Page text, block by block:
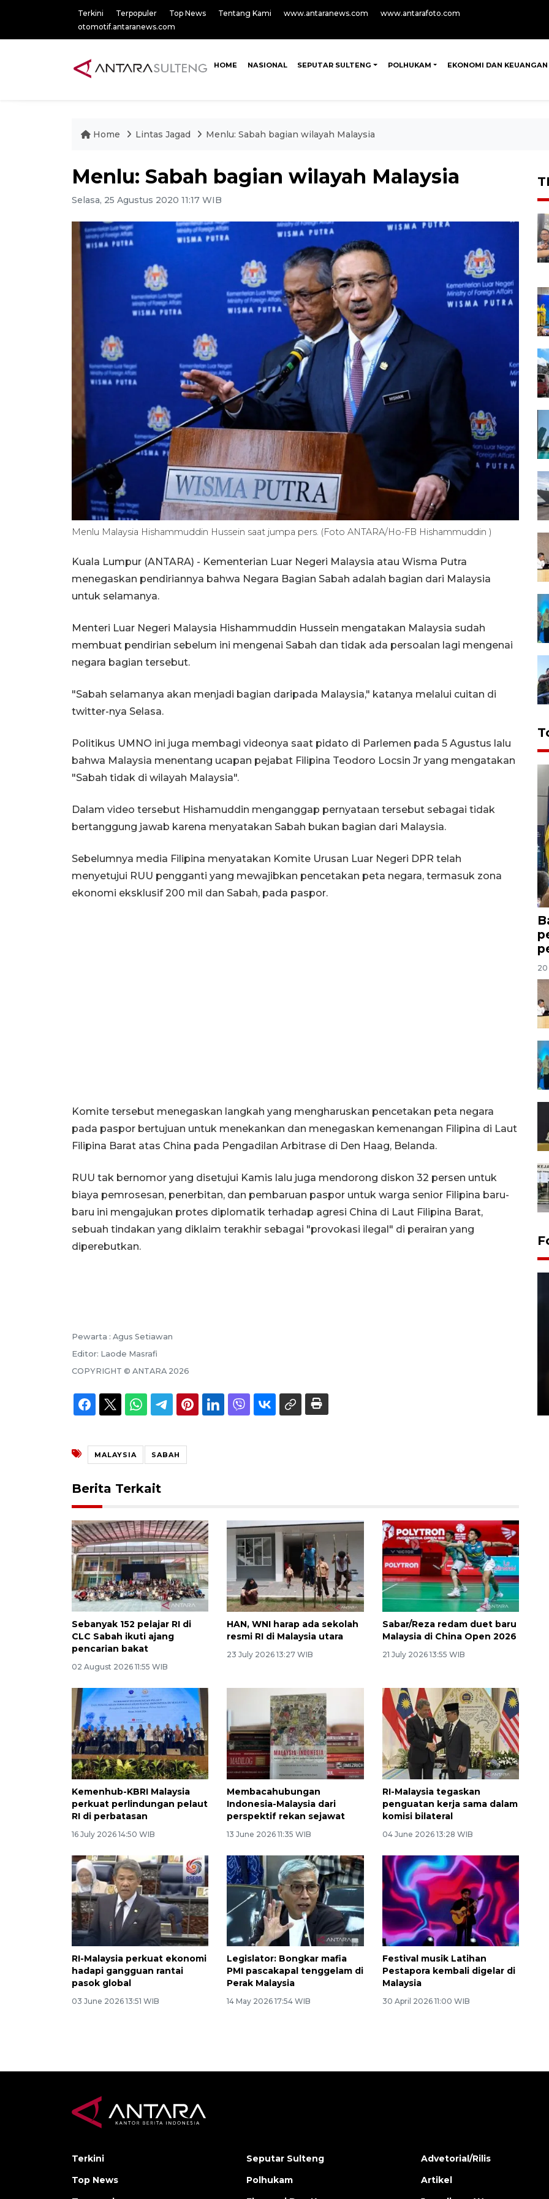
Terkini Terpopuler Top News Tentang Kami www.antaranews.com
www.antarafoto.com
otomotif.antaranews.com
HOME NASIONAL SEPUTAR SULTENG POLHUKAM EKONOMI DAN KEUANGAN
Home Lintas Jagad Menlu: Sabah bagian wilayah Malaysia
Menlu: Sabah bagian wilayah Malaysia
Selasa, 25 Agustus 2020 11:17 WIB
Menlu Malaysia Hishammuddin Hussein saat jumpa pers. (Foto ANTARA/Ho-FB Hishammuddin )
Kuala Lumpur (ANTARA) - Kementerian Luar Negeri Malaysia atau Wisma Putra
menegaskan pendiriannya bahwa Negara Bagian Sabah adalah bagian dari Malaysia
untuk selamanya.
Menteri Luar Negeri Malaysia Hishammuddin Hussein mengatakan Malaysia sudah
membuat pendirian sebelum ini mengenai Sabah dan tidak ada persoalan lagi mengenai
negara bagian tersebut.
"Sabah selamanya akan menjadi bagian daripada Malaysia," katanya melalui cuitan di
twitter-nya Selasa.
Politikus UMNO ini juga membagi videonya saat pidato di Parlemen pada 5 Agustus lalu
bahwa Malaysia menentang ucapan pejabat Filipina Teodoro Locsin Jr yang mengatakan
"Sabah tidak di wilayah Malaysia".
Dalam video tersebut Hishamuddin menganggap pernyataan tersebut sebagai tidak
bertanggung jawab karena menyatakan Sabah bukan bagian dari Malaysia.
Sebelumnya media Filipina menyatakan Komite Urusan Luar Negeri DPR telah
menyetujui RUU pengganti yang mewajibkan pencetakan peta negara, termasuk zona
ekonomi eksklusif 200 mil dan Sabah, pada paspor.
Komite tersebut menegaskan langkah yang mengharuskan pencetakan peta negara
pada paspor bertujuan untuk menekankan dan menegaskan kemenangan Filipina di Laut
Filipina Barat atas China pada Pengadilan Arbitrase di Den Haag, Belanda.
RUU tak bernomor yang disetujui Kamis lalu juga mendorong diskon 32 persen untuk
biaya pemrosesan, penerbitan, dan pembaruan paspor untuk warga senior Filipina baru-
baru ini mengajukan protes diplomatik terhadap agresi China di Laut Filipina Barat,
sebuah tindakan yang diklaim terakhir sebagai "provokasi ilegal" di perairan yang
diperebutkan.
Pewarta : Agus Setiawan
Editor: Laode Masrafi
COPYRIGHT © ANTARA 2026
MALAYSIA SABAH
Berita Terkait
Sebanyak 152 pelajar RI di
CLC Sabah ikuti ajang
pencarian bakat
02 August 2026 11:55 WIB
HAN, WNI harap ada sekolah
resmi RI di Malaysia utara
23 July 2026 13:27 WIB
Sabar/Reza redam duet baru
Malaysia di China Open 2026
21 July 2026 13:55 WIB
Kemenhub-KBRI Malaysia
perkuat perlindungan pelaut
RI di perbatasan
16 July 2026 14:50 WIB
Membacahubungan
Indonesia-Malaysia dari
perspektif rekan sejawat
13 June 2026 11:35 WIB
RI-Malaysia tegaskan
penguatan kerja sama dalam
komisi bilateral
04 June 2026 13:28 WIB
RI-Malaysia perkuat ekonomi
hadapi gangguan rantai
pasok global
03 June 2026 13:51 WIB
Legislator: Bongkar mafia
PMI pascakapal tenggelam di
Perak Malaysia
14 May 2026 17:54 WIB
Festival musik Latihan
Pestapora kembali digelar di
Malaysia
30 April 2026 11:00 WIB
20
Terkini
Top News
Seputar Sulteng
Polhukam
Advetorial/Rilis
Artikel